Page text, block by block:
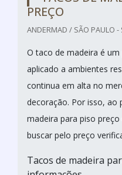
PREÇO
ANDERMAD / SÃO PAULO -
O taco de madeira é
aplicado a ambientes
continua em alta no
decoração. Por isso, ao
madeira para piso
buscar pelo preço
Tacos de madeira